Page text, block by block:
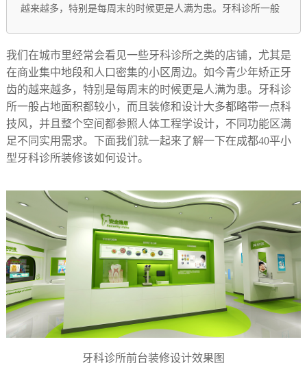
越来越多，特别是每周末的时候更是人满为患。牙科诊所一般
我们在城市里经常会看见一些牙科诊所之类的店铺，尤其是
在商业集中地段和人口密集的小区周边。如今青少年矫正牙
齿的越来越多，特别是每周末的时候更是人满为患。牙科诊
所一般占地面积都较小，而且装修和设计大多都略带一点科
技风，并且整个空间都参照人体工程学设计，不同功能区满
足不同实用需求。下面我们就一起来了解一下在成都40平小
型牙科诊所装修该如何设计。
牙科诊所前台装修设计效果图